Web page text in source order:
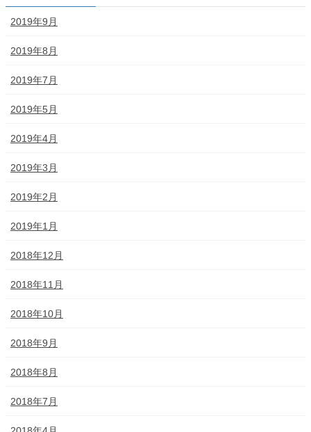
2019年9月
2019年8月
2019年7月
2019年5月
2019年4月
2019年3月
2019年2月
2019年1月
2018年12月
2018年11月
2018年10月
2018年9月
2018年8月
2018年7月